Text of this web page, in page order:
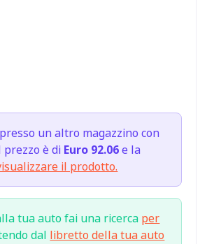
un altro magazzino con
è di Euro 92.06e la
il prodotto.
tua auto fai una ricerca per
dal libretto della tua auto